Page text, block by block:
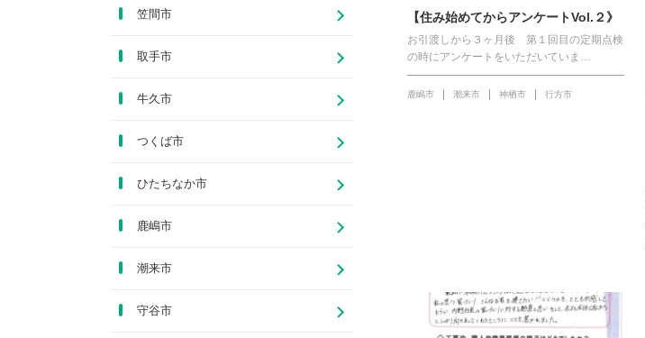
【住み始めてからアンケートVol.２》
お引渡しから３ヶ月後 第１回目の定期点検
の時にアンケートをいただいていま…
鹿嶋市 潮来市 神栖市 行方市
笠間市
取手市
牛久市
つくば市
ひたちなか市
鹿嶋市
潮来市
守谷市